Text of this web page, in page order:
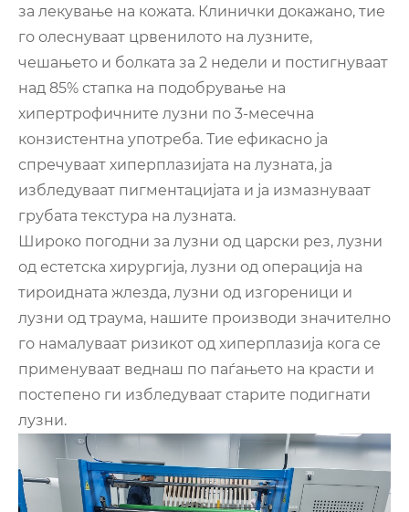
за лекување на кожата. Клинички докажано, тие
го олеснуваат црвенилото на лузните,
чешањето и болката за 2 недели и постигнуваат
над 85% стапка на подобрување на
хипертрофичните лузни по 3-месечна
конзистентна употреба. Тие ефикасно ја
спречуваат хиперплазијата на лузната, ја
избледуваат пигментацијата и ја измазнуваат
грубата текстура на лузната.
Широко погодни за лузни од царски рез, лузни
од естетска хирургија, лузни од операција на
тироидната жлезда, лузни од изгореници и
лузни од траума, нашите производи значително
го намалуваат ризикот од хиперплазија кога се
применуваат веднаш по паѓањето на красти и
постепено ги избледуваат старите подигнати
лузни.